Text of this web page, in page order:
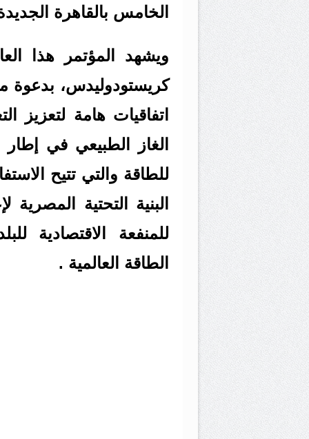
الخامس بالقاهرة
ويشهد المؤتمر هذا
كريستودوليدس، بدعوة
اتفاقيات هامة لتعزيز
الغاز الطبيعي في
للطاقة والتي تتيح
البنية التحتية
للمنفعة الاقتصادية
الطاقة العالمية .